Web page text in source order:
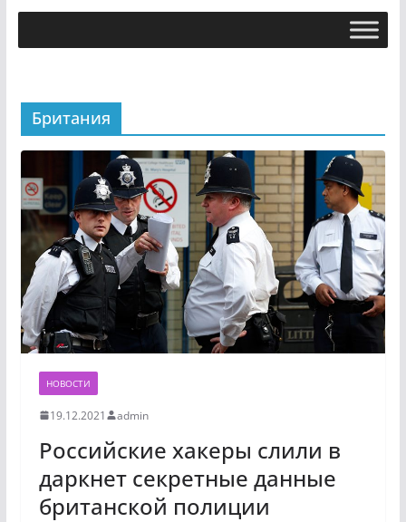
Британия
НОВОСТИ
19.12.2021 admin
Российские хакеры слили в
даркнет секретные данные
британской полиции